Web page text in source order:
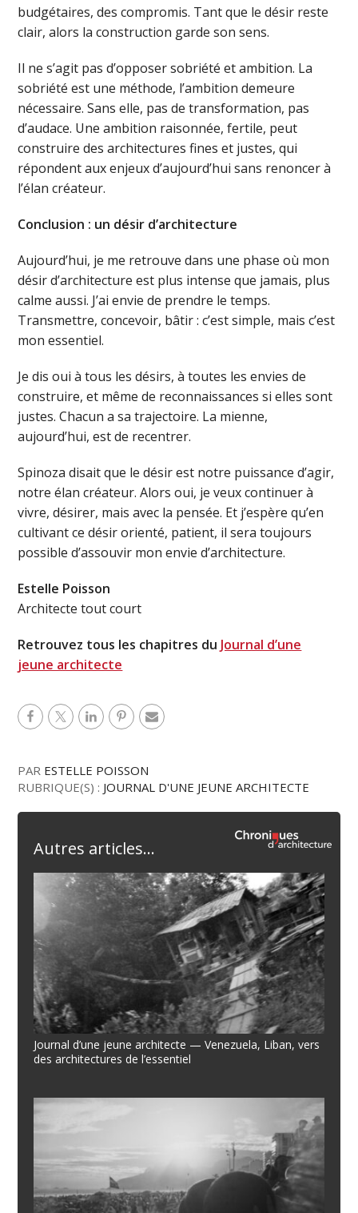
budgétaires, des compromis. Tant que le désir reste
clair, alors la construction garde son sens.
Il ne s’agit pas d’opposer sobriété et ambition. La
sobriété est une méthode, l’ambition demeure
nécessaire. Sans elle, pas de transformation, pas
d’audace. Une ambition raisonnée, fertile, peut
construire des architectures fines et justes, qui
répondent aux enjeux d’aujourd’hui sans renoncer à
l’élan créateur.
Conclusion : un désir d’architecture
Aujourd’hui, je me retrouve dans une phase où mon
désir d’architecture est plus intense que jamais, plus
calme aussi. J’ai envie de prendre le temps.
Transmettre, concevoir, bâtir : c’est simple, mais c’est
mon essentiel.
Je dis oui à tous les désirs, à toutes les envies de
construire, et même de reconnaissances si elles sont
justes. Chacun a sa trajectoire. La mienne,
aujourd’hui, est de recentrer.
Spinoza disait que le désir est notre puissance d’agir,
notre élan créateur. Alors oui, je veux continuer à
vivre, désirer, mais avec la pensée. Et j’espère qu’en
cultivant ce désir orienté, patient, il sera toujours
possible d’assouvir mon envie d’architecture.
Estelle Poisson
Architecte tout court
Retrouvez tous les chapitres du Journal d’une
jeune architecte
PAR ESTELLE POISSON
RUBRIQUE(S) : JOURNAL D'UNE JEUNE ARCHITECTE
Autres articles...
Journal d’une jeune architecte — Venezuela, Liban, vers
des architectures de l’essentiel